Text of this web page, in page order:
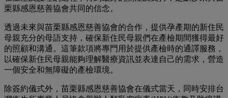
栗縣感恩慈善協會共同的信念。
透過未來與苗栗縣感恩慈善協會的合作，提供孕產期的新住民
母親充分的母語支持，確保新住民母親們在產檢期間獲得最好
的照顧和溝通。這筆款項將專門用於提供產檢時的通譯服務，
以確保新住民母親能夠理解醫療資訊並表達自己的需求，營造
一個安全和無障礙的產檢環境。
除簽約儀式外，苗栗縣感恩慈善協會在儀式當天，同時安排台